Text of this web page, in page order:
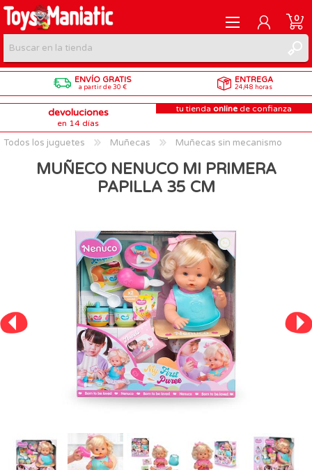
REGISTRARME
INICIAR SESIÓN
0
ENVÍO GRATIS
a partir de 30 €
ENTREGA
24/48 horas
devoluciones
en 14 días
tu tienda online de confianza
Todos los juguetes Muñecas Muñecas sin mecanismo
MUÑECO NENUCO MI PRIMERA
PAPILLA 35 CM